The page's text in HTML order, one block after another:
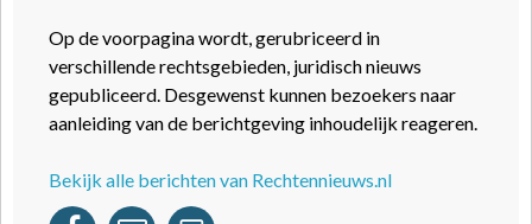
Op de voorpagina wordt, gerubriceerd in
verschillende rechtsgebieden, juridisch nieuws
gepubliceerd. Desgewenst kunnen bezoekers naar
aanleiding van de berichtgeving inhoudelijk reageren.
Bekijk alle berichten van Rechtennieuws.nl